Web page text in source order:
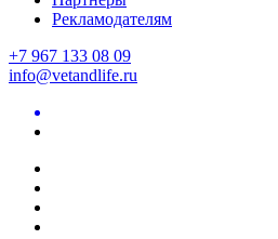
Рекламодателям
+7 967 133 08 09
info@vetandlife.ru